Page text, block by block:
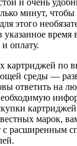
минут, чтобы
этого
время
оплату.
картриджей по
среды —
ответить на
марок,
с расширенным